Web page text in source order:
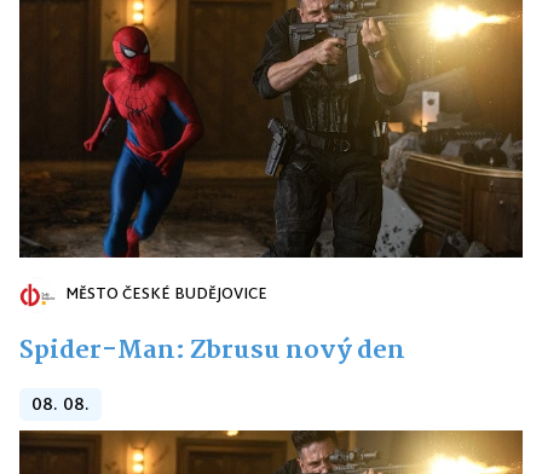
MĚSTO ČESKÉ BUDĚJOVICE
Spider-Man: Zbrusu nový den
08. 08.